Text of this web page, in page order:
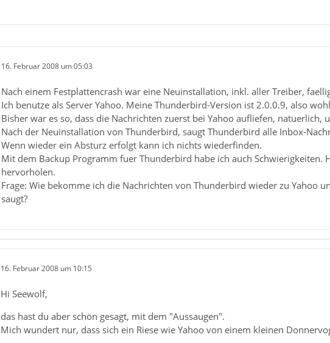
16. Februar 2008 um 05:03
Nach einem Festplattencrash war eine Neuinstallation, inkl. aller Treiber,
Ich benutze als Server Yahoo. Meine Thunderbird-Version ist 2.0.0.9, also
Bisher war es so, dass die Nachrichten zuerst bei Yahoo aufliefen,
Nach der Neuinstallation von Thunderbird, saugt Thunderbird alle Inbox-
Wenn wieder ein Absturz erfolgt kann ich nichts wiederfinden.
Mit dem Backup Programm fuer Thunderbird habe ich auch
hervorholen.
Frage: Wie bekomme ich die Nachrichten von Thunderbird wieder zu Yahoo
saugt?
16. Februar 2008 um 10:15
Hi Seewolf,
das hast du aber schön gesagt, mit dem "Aussaugen".
Mich wundert nur, dass sich ein Riese wie Yahoo von einem kleinen